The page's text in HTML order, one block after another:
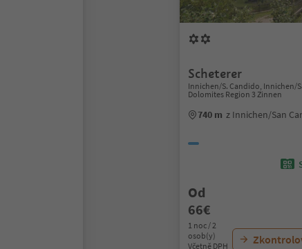
Scheterer
Innichen/S. Candido, Innichen/
Dolomites Region 3 Zinnen
740 m z Innichen/San
Od
66€
1 noc / 2
osob(y)
Včetně DPH